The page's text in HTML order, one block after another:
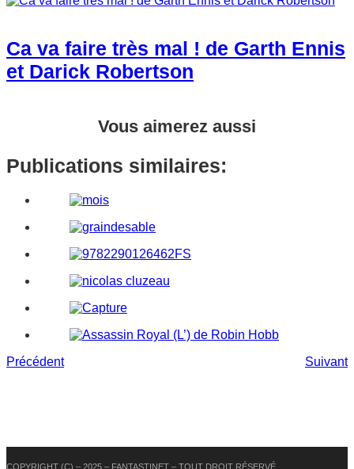
Ca va faire très mal ! de Garth Ennis
et Darick Robertson
Vous aimerez aussi
Publications similaires:
Précédent Suivant
COPYRIGHT (C) – 2025 – FANTASTINET – TOUT DROIT RÉSERVÉ